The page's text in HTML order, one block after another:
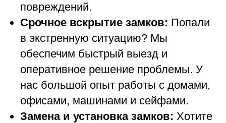
повреждений.
Срочное вскрытие замков: Попали
в экстренную ситуацию? Мы
обеспечим быстрый выезд и
оперативное решение проблемы. У
нас большой опыт работы с домами,
офисами, машинами и сейфами.
Замена и установка замков: Хотите